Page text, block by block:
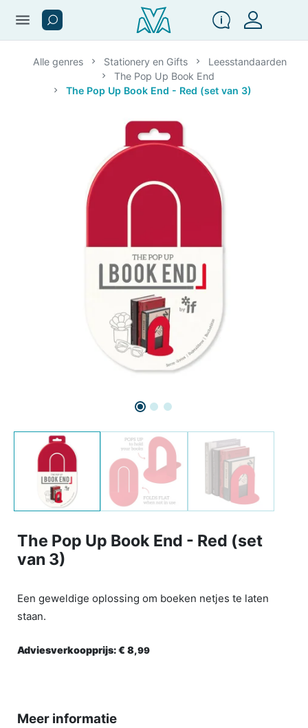
menu
Alle genres Stationery en Gifts
Leesstandaarden
The Pop Up Book End
The Pop Up Book End - Red (set van 3)
The Pop Up Book End - Red (set
van 3)
Een geweldige oplossing om boeken netjes te laten
staan.
Adviesverkoopprijs:€ 8,99
Meer informatie